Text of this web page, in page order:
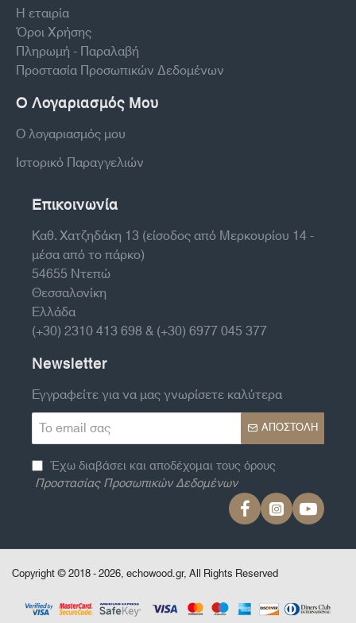
Η εταιρία
Όροι Χρήσης
Πληρωμή - Παραλαβή
Προστασία Προσωπικών Δεδομένων
Ο Λογαριασμός Μου
Ο λογαριασμός μου
Ιστορικό Παραγγελιών
Επικοινωνία
Καθ. Χατζηδάκη 13 (είσοδος από Μερκουρίου 14 -
μέσα από το πάρκο)
54655 Ντεπώ
Θεσσαλονίκη
Ελλάδα
(+30) 2310 413 698 & (+30) 6977 045 377
Newsletter
Εγγραφείτε για να μας γνωρίσετε καλύτερα
Το
email
σας
ΑΠΟΣΤΟΛΉ
Έχω διαβάσει και αποδέχομαι τους όρους
Προστασίας Προσωπικών Δεδομένων
Copyright © 2018 - 2026, echowood.gr, All Rights Reserved